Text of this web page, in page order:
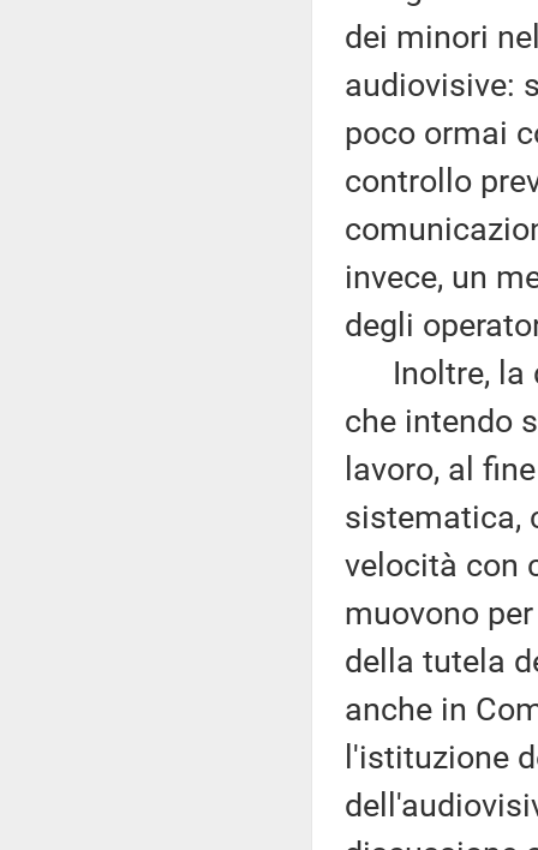
dei minori
audiovisive:
poco ormai
controllo
invece, un
degli
Inoltre, la
che intendo
lavoro, al
sistematica,
velocità con
muovono
della tutela
anche in
l'istituzione